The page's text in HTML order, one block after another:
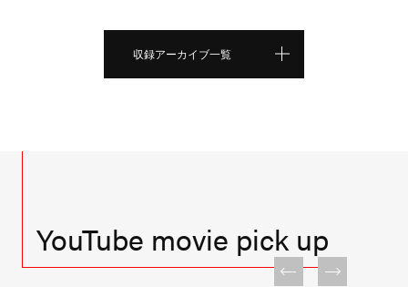
収録アーカイブ一覧
YouTube movie pick up